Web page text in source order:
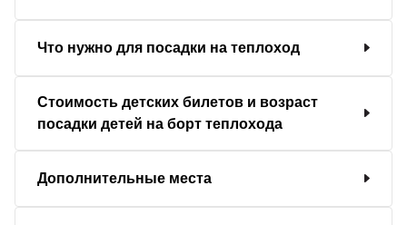
Что нужно для посадки на теплоход
Стоимость детских билетов и возраст
посадки детей на борт теплохода
Дополнительные места